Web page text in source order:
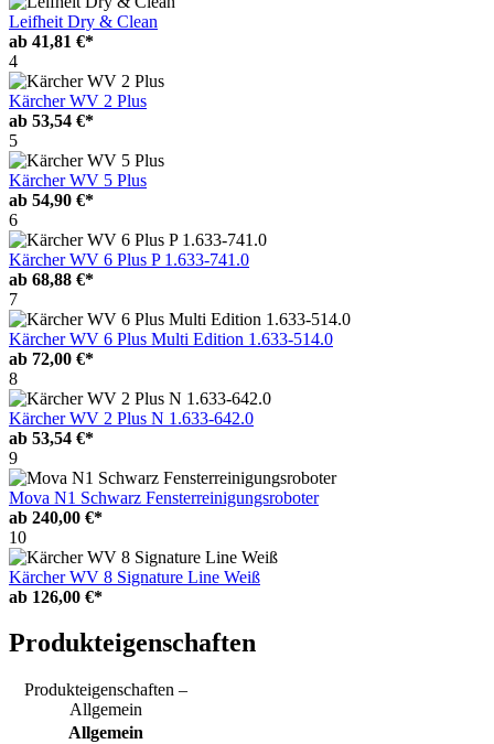
Leifheit Dry & Clean
ab 41,81 €*
4
Kärcher WV 2 Plus
ab 53,54 €*
5
Kärcher WV 5 Plus
ab 54,90 €*
6
Kärcher WV 6 Plus P 1.633-741.0
ab 68,88 €*
7
Kärcher WV 6 Plus Multi Edition 1.633-514.0
ab 72,00 €*
8
Kärcher WV 2 Plus N 1.633-642.0
ab 53,54 €*
9
Mova N1 Schwarz Fensterreinigungsroboter
ab 240,00 €*
10
Kärcher WV 8 Signature Line Weiß
ab 126,00 €*
Produkteigenschaften
Produkteigenschaften –
Allgemein
Allgemein